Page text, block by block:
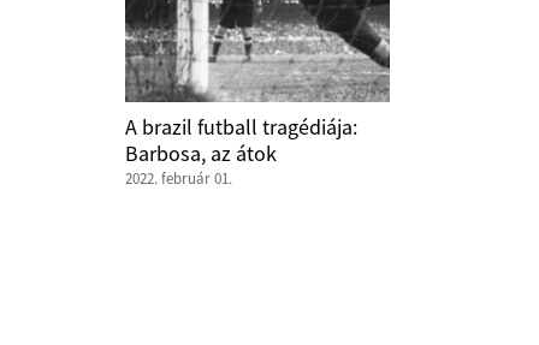
A brazil futball tragédiája:
Barbosa, az átok
2022. február 01.